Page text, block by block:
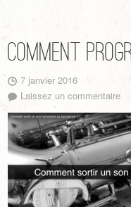
Comment
7 janvier 2016
Laissez un commentaire